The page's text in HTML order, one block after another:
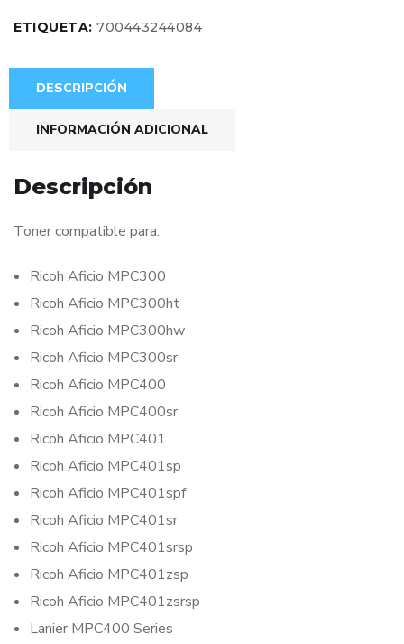
ETIQUETA: 700443244084
DESCRIPCIÓN
INFORMACIÓN ADICIONAL
Descripción
Toner compatible para:
Ricoh Aficio MPC300
Ricoh Aficio MPC300ht
Ricoh Aficio MPC300hw
Ricoh Aficio MPC300sr
Ricoh Aficio MPC400
Ricoh Aficio MPC400sr
Ricoh Aficio MPC401
Ricoh Aficio MPC401sp
Ricoh Aficio MPC401spf
Ricoh Aficio MPC401sr
Ricoh Aficio MPC401srsp
Ricoh Aficio MPC401zsp
Ricoh Aficio MPC401zsrsp
Lanier MPC400 Series